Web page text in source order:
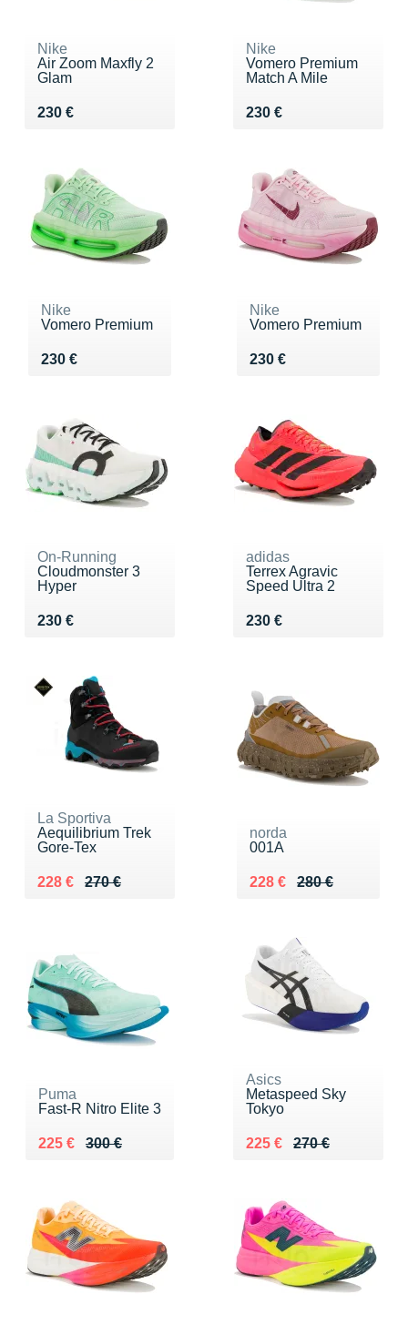
Nike
Air Zoom Maxfly 2
Glam
230 €
Vendu 230 €
Nike
Vomero Premium
Match A Mile
230 €
Vendu 230 €
Nike
Vomero Premium
230 €
Vendu 230 €
Nike
Vomero Premium
230 €
Vendu 230 €
On-Running
Cloudmonster 3
Hyper
230 €
Vendu 230 €
adidas
Terrex Agravic
Speed Ultra 2
230 €
Vendu 230 €
La Sportiva
Aequilibrium Trek
Gore-Tex
270 €
Au lieu de 270 €
228 €
Vendu 228 €
norda
001A
280 €
Au lieu de 280 €
228 €
Vendu 228 €
Puma
Fast-R Nitro Elite 3
300 €
Au lieu de 300 €
225 €
Vendu 225 €
Asics
Metaspeed Sky
Tokyo
270 €
Au lieu de 270 €
225 €
Vendu 225 €